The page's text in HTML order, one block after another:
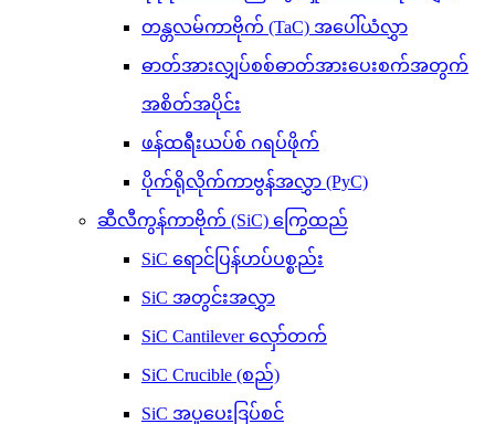
တန္တလမ်ကာဗိုက် (TaC) အပေါ်ယံလွှာ
ဓာတ်အားလျှပ်စစ်ဓာတ်အားပေးစက်အတွက်
အစိတ်အပိုင်း
ဖန်ထရီးယပ်စ် ဂရပ်ဖိုက်
ပိုက်ရိုလိုက်ကာဗွန်အလွှာ (PyC)
ဆီလီကွန်ကာဗိုက် (SiC) ကြွေထည်
SiC ရောင်ပြန်ဟပ်ပစ္စည်း
SiC အတွင်းအလွှာ
SiC Cantilever လှော်တက်
SiC Crucible (စည်)
SiC အပူပေးဒြပ်စင်